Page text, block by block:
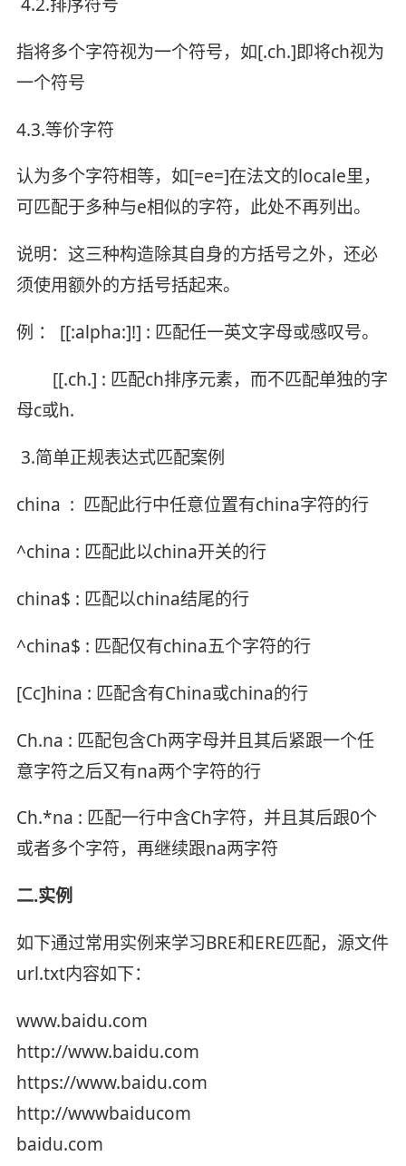
指将多个字符视为一个符号，如[.ch.]即将ch视为
一个符号
4.3.等价字符
认为多个字符相等，如[=e=]在法文的locale里，
可匹配于多种与e相似的字符，此处不再列出。
说明：这三种构造除其自身的方括号之外，还必
须使用额外的方括号括起来。
例 ： [[:alpha:]!] : 匹配任一英文字母或感叹号。
[[.ch.] : 匹配ch排序元素，而不匹配单独的字
母c或h.
3.简单正规表达式匹配案例
china : 匹配此行中任意位置有china字符的行
^china : 匹配此以china开关的行
china$ : 匹配以china结尾的行
^china$ : 匹配仅有china五个字符的行
[Cc]hina : 匹配含有China或china的行
Ch.na : 匹配包含Ch两字母并且其后紧跟一个任
意字符之后又有na两个字符的行
Ch.*na : 匹配一行中含Ch字符，并且其后跟0个
或者多个字符，再继续跟na两字符
二.实例
如下通过常用实例来学习BRE和ERE匹配，源文件
url.txt内容如下：
www.baidu.com
http://www.baidu.com
https://www.baidu.com
http://wwwbaiducom
baidu.com